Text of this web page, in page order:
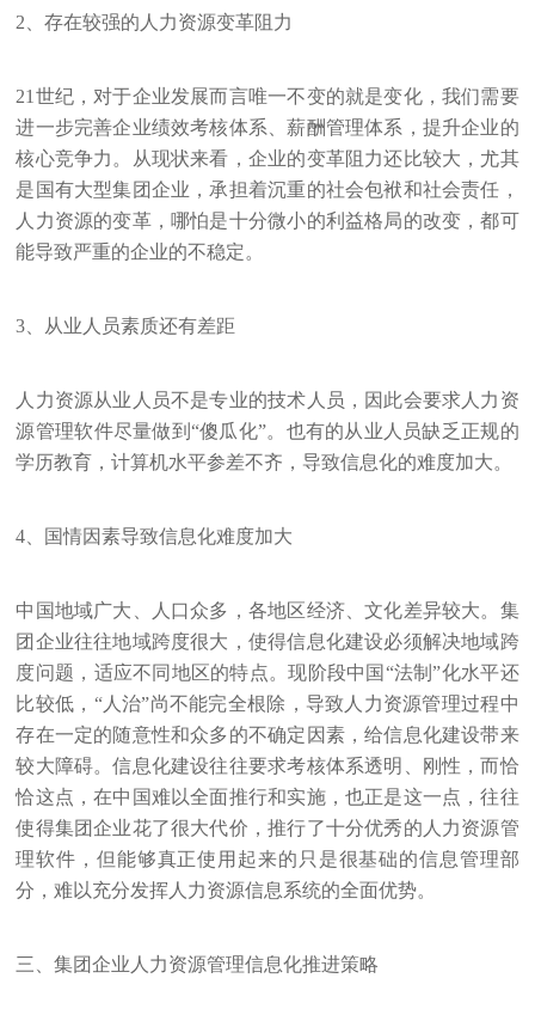
2、存在较强的人力资源变革阻力
21世纪，对于企业发展而言唯一不变的就是变化，我们需要
进一步完善企业绩效考核体系、薪酬管理体系，提升企业的
核心竞争力。从现状来看，企业的变革阻力还比较大，尤其
是国有大型集团企业，承担着沉重的社会包袱和社会责任，
人力资源的变革，哪怕是十分微小的利益格局的改变，都可
能导致严重的企业的不稳定。
3、从业人员素质还有差距
人力资源从业人员不是专业的技术人员，因此会要求人力资
源管理软件尽量做到“傻瓜化”。也有的从业人员缺乏正规的
学历教育，计算机水平参差不齐，导致信息化的难度加大。
4、国情因素导致信息化难度加大
中国地域广大、人口众多，各地区经济、文化差异较大。集
团企业往往地域跨度很大，使得信息化建设必须解决地域跨
度问题，适应不同地区的特点。现阶段中国“法制”化水平还
比较低，“人治”尚不能完全根除，导致人力资源管理过程中
存在一定的随意性和众多的不确定因素，给信息化建设带来
较大障碍。信息化建设往往要求考核体系透明、刚性，而恰
恰这点，在中国难以全面推行和实施，也正是这一点，往往
使得集团企业花了很大代价，推行了十分优秀的人力资源管
理软件，但能够真正使用起来的只是很基础的信息管理部
分，难以充分发挥人力资源信息系统的全面优势。
三、集团企业人力资源管理信息化推进策略